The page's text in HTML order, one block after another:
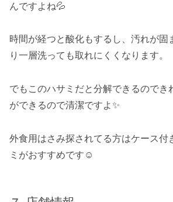
んですよね💦
時間が経つと酸化もするし、汚れが固
り一層洗っても取れにくくなります。
でもこのハサミだと分解できるのでき
ができるので清潔ですよ✨
外食用はさみ探されてる方はケース付
ミがおすすめです☺